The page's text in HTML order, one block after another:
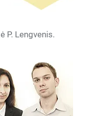
P. Lengvenis.